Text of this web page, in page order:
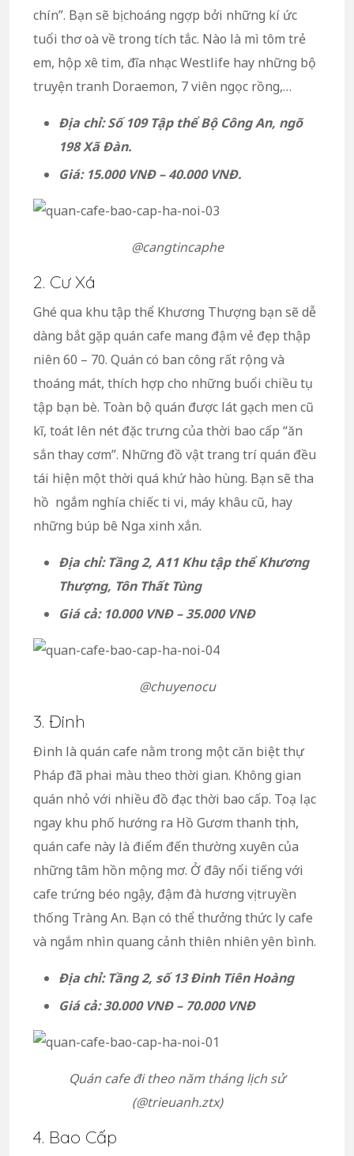
chín”. Bạn sẽ bị choáng ngợp bởi những kí ức
tuổi thơ oà về trong tích tắc. Nào là mì tôm trẻ
em, hộp xê tim, đĩa nhạc Westlife hay những bộ
truyện tranh Doraemon, 7 viên ngọc rồng,…
Địa chỉ: Số 109 Tập thể Bộ Công An, ngõ
198 Xã Đàn.
Giá: 15.000 VNĐ – 40.000 VNĐ.
@cangtincaphe
2. Cư Xá
Ghé qua khu tập thể Khương Thượng bạn sẽ dễ
dàng bắt gặp quán cafe mang đậm vẻ đẹp thập
niên 60 – 70. Quán có ban công rất rộng và
thoáng mát, thích hợp cho những buổi chiều tụ
tập bạn bè. Toàn bộ quán được lát gạch men cũ
kĩ, toát lên nét đặc trưng của thời bao cấp “ăn
sắn thay cơm”. Những đồ vật trang trí quán đều
tái hiện một thời quá khứ hào hùng. Bạn sẽ tha
hồ ngắm nghía chiếc ti vi, máy khâu cũ, hay
những búp bê Nga xinh xắn.
Địa chỉ: Tầng 2, A11 Khu tập thể Khương
Thượng, Tôn Thất Tùng
Giá cả: 10.000 VNĐ – 35.000 VNĐ
@chuyenocu
3. Đinh
Đinh là quán cafe nằm trong một căn biệt thự
Pháp đã phai màu theo thời gian. Không gian
quán nhỏ với nhiều đồ đạc thời bao cấp. Toạ lạc
ngay khu phố hướng ra Hồ Gươm thanh tịnh,
quán cafe này là điểm đến thường xuyên của
những tâm hồn mộng mơ. Ở đây nổi tiếng với
cafe trứng béo ngậy, đậm đà hương vị truyền
thống Tràng An. Bạn có thể thưởng thức ly cafe
và ngắm nhìn quang cảnh thiên nhiên yên bình.
Địa chỉ: Tầng 2, số 13 Đinh Tiên Hoàng
Giá cả: 30.000 VNĐ – 70.000 VNĐ
Quán cafe đi theo năm tháng lịch sử
(@trieuanh.ztx)
4. Bao Cấp